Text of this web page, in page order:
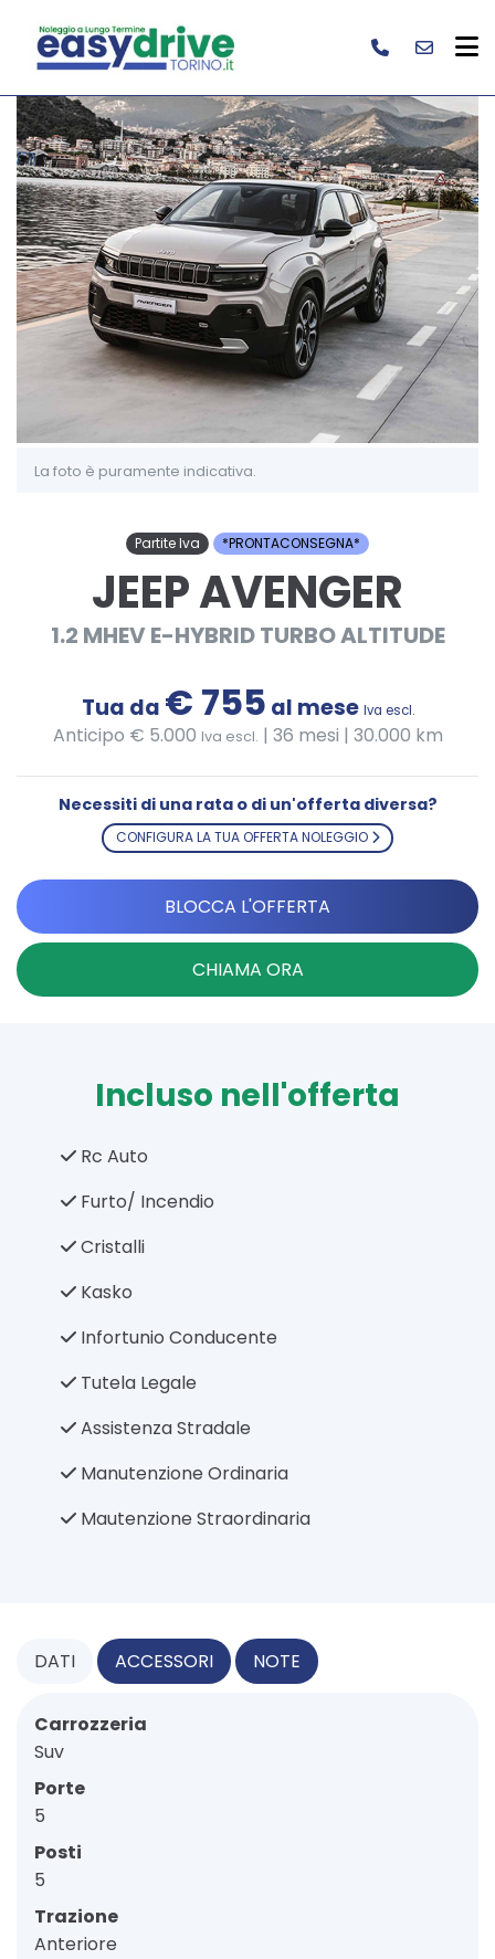
La foto è puramente indicativa.
Partite Iva *PRONTACONSEGNA*
JEEP AVENGER
1.2 MHEV E-HYBRID TURBO ALTITUDE
Tua da € 755 al mese Iva escl.
Anticipo € 5.000 Iva escl. | 36 mesi | 30.000 km
Necessiti di una rata o di un'offerta diversa?
CONFIGURA LA TUA OFFERTA NOLEGGIO
BLOCCA L'OFFERTA
CHIAMA ORA
Incluso nell'offerta
Rc Auto
Furto/ Incendio
Cristalli
Kasko
Infortunio Conducente
Tutela Legale
Assistenza Stradale
Manutenzione Ordinaria
Mautenzione Straordinaria
DATI ACCESSORI NOTE
Carrozzeria
Suv
Porte
5
Posti
5
Trazione
Anteriore